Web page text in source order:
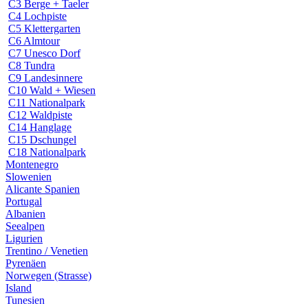
C3 Berge + Taeler
C4 Lochpiste
C5 Klettergarten
C6 Almtour
C7 Unesco Dorf
C8 Tundra
C9 Landesinnere
C10 Wald + Wiesen
C11 Nationalpark
C12 Waldpiste
C14 Hanglage
C15 Dschungel
C18 Nationalpark
Montenegro
Slowenien
Alicante Spanien
Portugal
Albanien
Seealpen
Ligurien
Trentino / Venetien
Pyrenäen
Norwegen (Strasse)
Island
Tunesien